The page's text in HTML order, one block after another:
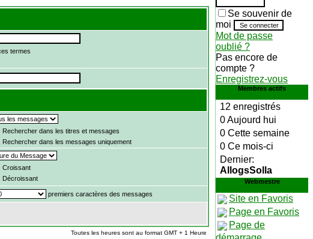
termes
Rechercher dans les titres et messages
Rechercher dans les messages uniquement
Croissant
Décroissant
premiers caractères des messages
Toutes les heures sont au format GMT + 1 Heure
Se souvenir de
moi
Mot de passe
oublié ?
Pas encore de
compte ?
Enregistrez-vous
Membres actifs
12 enregistrés
0 Aujourd hui
0 Cette semaine
0 Ce mois-ci
Dernier:
AllogsSolla
Webmestre
Site en Favoris
Page en Favoris
Page de